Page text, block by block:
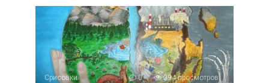
Срисовки 0 394 просмотров